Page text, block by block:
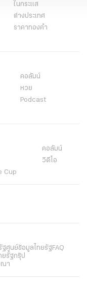
ในกระแส
ต่างประเทศ
ราคาทองคำ
คอลัมน์
หวย
Podcast
คอลัมน์
วิดีโอ
Cup
ฐศูนย์ข้อมูลไทยรัฐFAQ
ยรัฐกรุ๊ป
ณา